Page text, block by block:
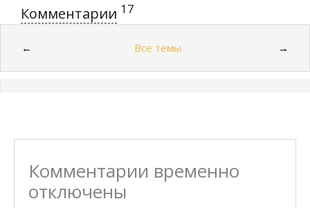
Комментарии 17
← Все темы →
Комментарии временно
отключены